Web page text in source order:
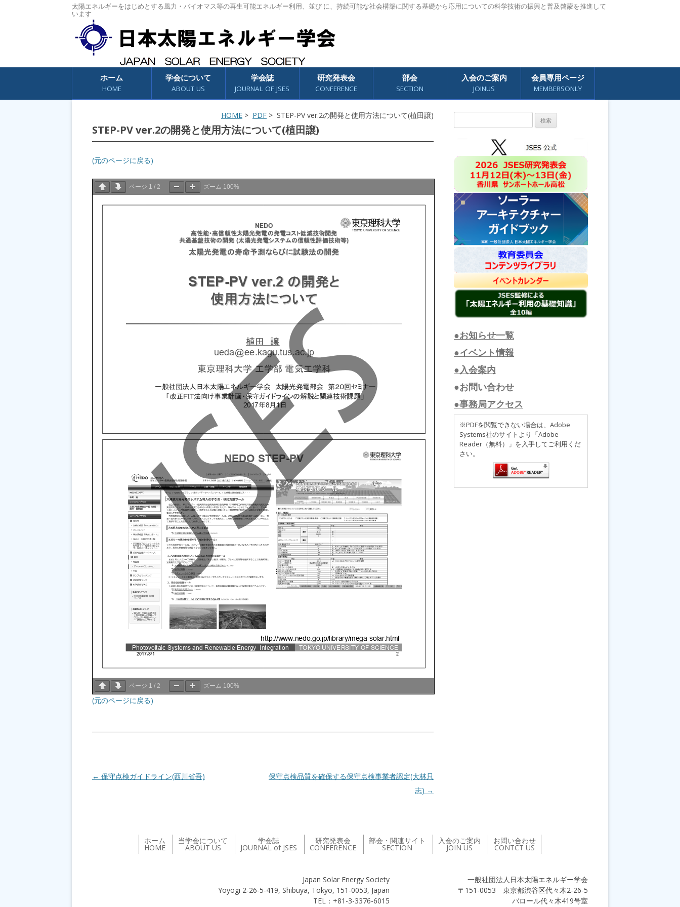
太陽エネルギーをはじめとする風力・バイオマス等の再生可能エネルギー利用、並び に、持続可能な社会構築に関する基礎から応用についての科学技術の振興と普及啓蒙を推進して
います
コンテンツへスキップ
ホーム
HOME
学会について
ABOUT US
学会誌
JOURNAL OF JSES
研究発表会
CONFERENCE
部会
SECTION
入会のご案内
JOINUS
会員専用ページ
MEMBERSONLY
HOME > PDF > STEP-PV ver.2の開発と使用方法について(植田譲)
STEP-PV ver.2の開発と使用方法について(植田譲)
(元のページに戻る)
ページ 1 / 2 ズーム 100%
ページ 1 / 2 ズーム 100%
(元のページに戻る)
投稿ナビゲーション
← 保守点検ガイドライン(西川省吾)
保守点検品質を確保する保守点検事業者認定(大林只
志) →
索:
●お知らせ一覧
●イベント情報
●入会案内
●お問い合わせ
●事務局アクセス
※PDFを閲覧できない場合は、Adobe
Systems社のサイトより「Adobe
Reader（無料）」を入手してご利用くだ
さい。
ホーム
HOME
当学会について
ABOUT US
学会誌
JOURNAL of JSES
研究発表会
CONFERENCE
部会・関連サイト
SECTION
入会のご案内
JOIN US
お問い合わせ
CONTCT US
一般社団法人日本太陽エネルギー学会
〒151-0053 東京都渋谷区代々木2-26-5
バロール代々木419号室
Japan Solar Energy Society
Yoyogi 2-26-5-419, Shibuya, Tokyo, 151-0053, Japan
TEL：+81-3-3376-6015